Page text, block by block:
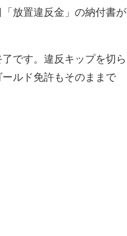
放置違反金」の納付書が
です。違反キップを切ら
ルド免許もそのままで